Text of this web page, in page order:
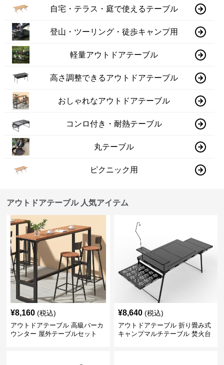
自宅・テラス・庭で使えるテーブル
登山・ツーリング・徒歩キャンプ用
軽量アウトドアテーブル
高さ調整できるアウトドアテーブル
おしゃれなアウトドアテーブル
コンロ付き・耐熱テーブル
丸テーブル
ピクニック用
アウトドアテーブル 人気アイテム
¥8,160 (税込)
アウトドアテーブル 高級バーカ
ウンター 屋外テーブルセット
¥8,640 (税込)
アウトドアテーブル 折り畳み式
キャンプマルチテーブル 焚火台